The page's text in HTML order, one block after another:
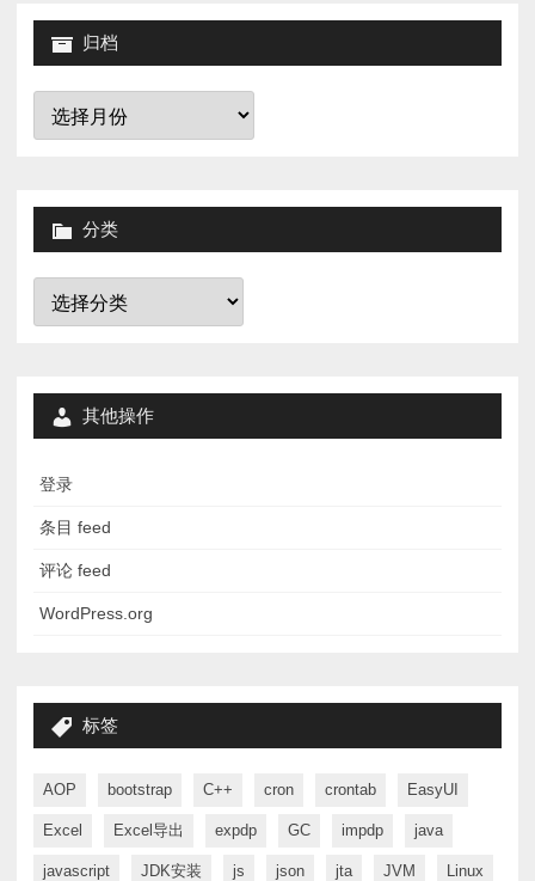
归档
归
分类
分
其他操作
登录
条目 feed
评论 feed
WordPress.org
标签
AOP bootstrap C++ cron crontab EasyUI
Excel Excel导出 expdp GC impdp java
javascript JDK安装 js json jta JVM Linux